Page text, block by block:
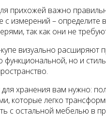
прихожей важно
с измерений –
так как они не
визуально расширяют
функциональной, но и
хранения вам нужно:
которые легко
с остальной мебелью в